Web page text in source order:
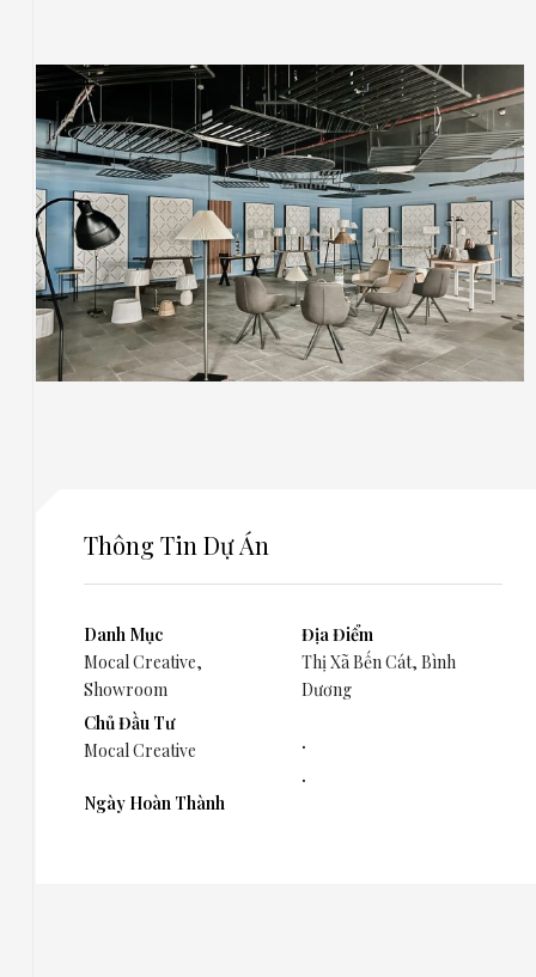
Thông Tin Dự Án
Danh Mục
Mocal Creative,
Showroom
Chủ Đầu Tư
Mocal Creative
Ngày Hoàn Thành
Địa Điểm
Thị Xã Bến Cát, Bình
Dương
.
.